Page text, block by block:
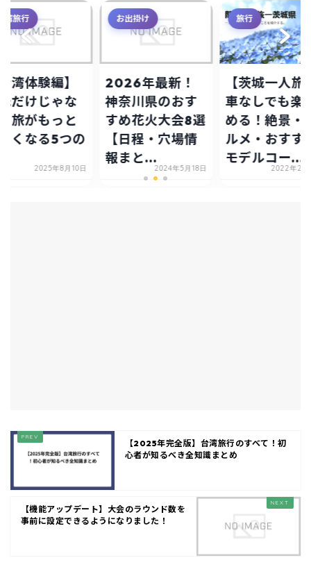
湾旅行
湾体験編】
だけじゃな
旅がもっと
くなる5つの
2025年8月10日
お出掛け
2026年最新！
神奈川県のおす
すめ花火大会8選
【日程・穴場情
報まと...
2024年5月18日
旅行
【茨城一人旅
車なしでも楽
める！絶景・
ルメ・おすす
モデルコー...
2022年2
【2025年完全版】台湾旅行のすべて！初
心者が知るべき全知識まとめ
【機能アップデート】大会のラウンド数を
事前に設定できるようになりました！